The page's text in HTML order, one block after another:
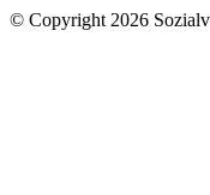
© Copyright 2026